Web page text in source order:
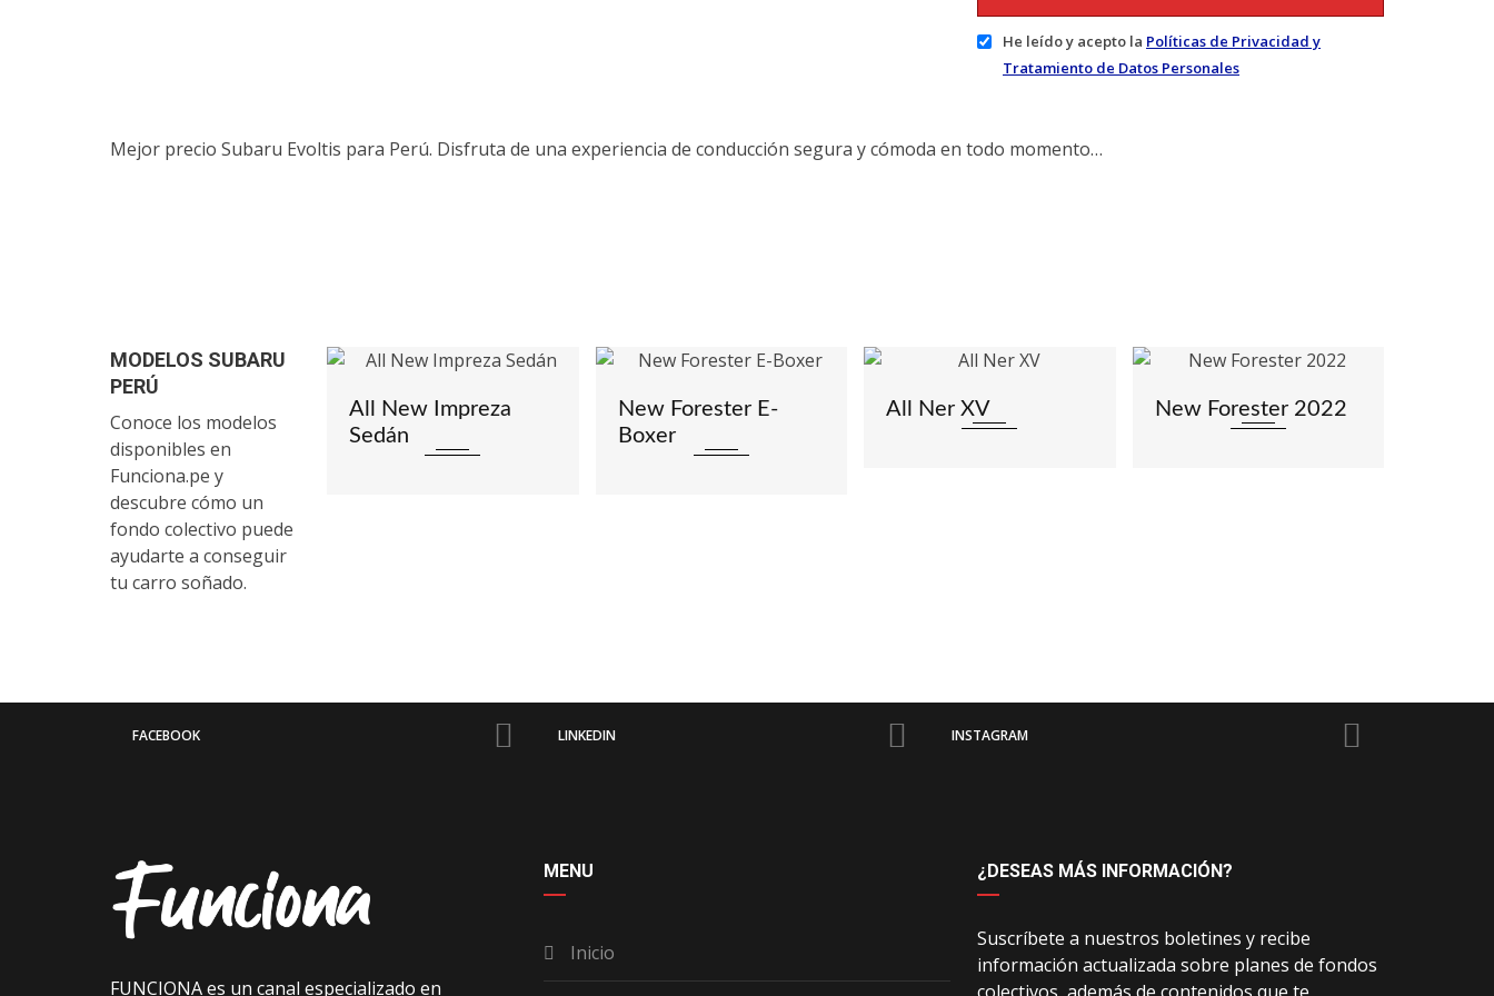
He leído y acepto la Políticas de Privacidad y
Tratamiento de Datos Personales
Mejor precio Subaru Evoltis para Perú. Disfruta de una experiencia de conducción segura y cómoda en todo momento…
MODELOS SUBARU
PERÚ
Conoce los modelos
disponibles en
Funciona.pe y
descubre cómo un
fondo colectivo puede
ayudarte a conseguir
tu carro soñado.
All New Impreza
Sedán
New Forester E-
Boxer
All Ner XV New Forester 2022
FACEBOOK LINKEDIN INSTAGRAM
FUNCIONA es un canal especializado en
MENU
Inicio
¿DESEAS MÁS INFORMACIÓN?
Suscríbete a nuestros boletines y recibe
información actualizada sobre planes de fondos